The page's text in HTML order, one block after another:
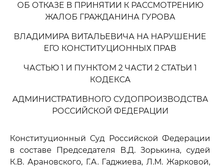
ОБ ОТКАЗЕ В ПРИНЯТИИ К РАССМОТРЕНИЮ
ЖАЛОБ ГРАЖДАНИНА ГУРОВА
ВЛАДИМИРА ВИТАЛЬЕВИЧА НА НАРУШЕНИЕ
ЕГО КОНСТИТУЦИОННЫХ ПРАВ
ЧАСТЬЮ 1 И ПУНКТОМ 2 ЧАСТИ 2 СТАТЬИ 1
КОДЕКСА
АДМИНИСТРАТИВНОГО СУДОПРОИЗВОДСТВА
РОССИЙСКОЙ ФЕДЕРАЦИИ
Конституционный Суд Российской Федерации
в составе Председателя В.Д. Зорькина, судей
К.В. Арановского, Г.А. Гаджиева, Л.М. Жарковой,